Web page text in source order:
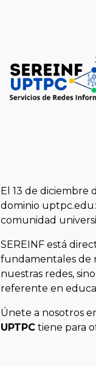
El 13 de diciembre
dominio
comunidad
SEREINF está
fundamentales de
nuestras redes,
referente en
Únete a nosotros
UPTPC tiene para